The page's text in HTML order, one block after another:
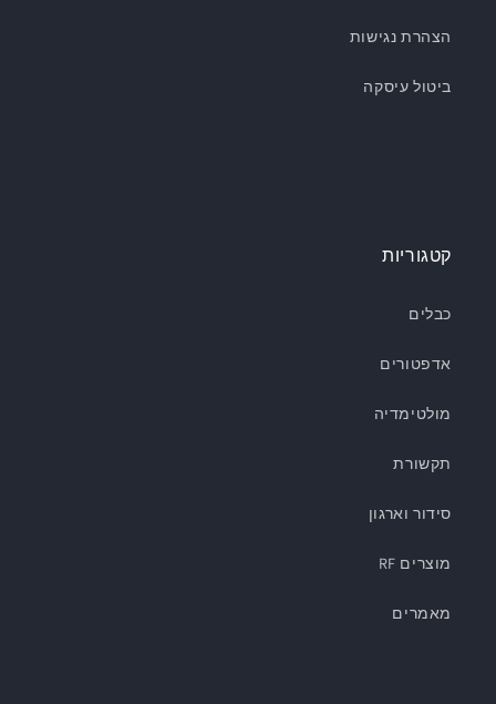
הצהרת נגישות
ביטול עיסקה
קטגוריות
כבלים
אדפטורים
מולטימדיה
תקשורת
סידור וארגון
מוצרים RF
מאמרים